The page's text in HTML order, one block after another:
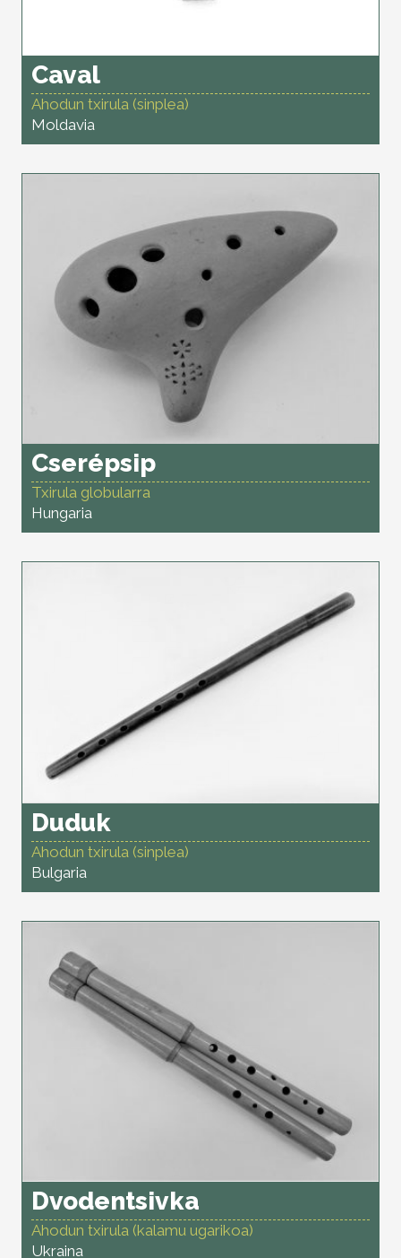
Caval
Ahodun txirula (sinplea)
Moldavia
Cserépsip
Txirula globularra
Hungaria
Duduk
Ahodun txirula (sinplea)
Bulgaria
Dvodentsivka
Ahodun txirula (kalamu ugarikoa)
Ukraina